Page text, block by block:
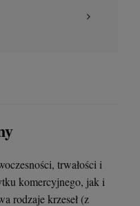
trwałości i
komercyjnego, jak i
rodzaje krzeseł (z